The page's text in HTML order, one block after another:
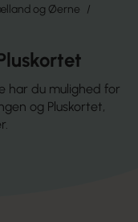
og Øerne
har du mulighed for
og Pluskortet,